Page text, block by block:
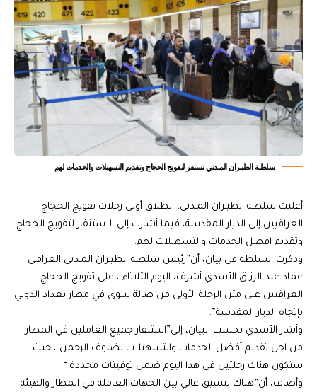
سلطـة الطيـران المـدني تستفر لتفويج الحجاج وتقديم التسهيلات والخدمات لهم
أعلنت سلطـة الطيـران المـدني، انطلاق أولى رحلات تفويج الحجاج
العراقيين إلى الديار المقدسة، فيما أشارت إلى الاستنفار لتفويج الحجاج
وتقديم افضل الخدمات والتسهيلات لهم.
وذكرت السلطة في بيان، أن”رئيس سلطـة الطيـران المـدني العراقـي
عماد عبد الرزاق الأسدي أشرف، اليوم الثلاثاء ، على تفويج الحجاج
العراقيين على متن الرحلة الأولى من صالة نينوى في مطار بغداد الدولي
بإتجاه الديار المقدسة”.
وأشار الأسدي بحسب البيان، إلى”استنفار جميع العاملين في المطار
من اجل تقديم أفضل الخدمات والتسهيلات لضيوف الرحمن ، حيث
ستكون هناك رحلتين في هذا اليوم ضمن توقيتات محددة “.
وأضاف، أن”هناك تنسيق عالي بين الجهات العاملة في المطار والهيئة